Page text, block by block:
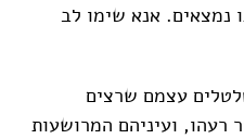
נמצאים. אנא שימו לב
עצמם שרצים
ועיניהם המרושעות